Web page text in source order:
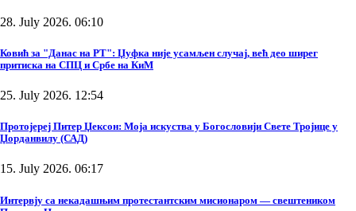
28. July 2026. 06:10
Ковић за "Данас на РТ": Џуфка није усамљен случај, већ део ширег
притиска на СПЦ и Србе на КиМ
25. July 2026. 12:54
Протојереј Питер Џексон: Моја искуства у Богословији Свете Тројице у
Џорданвилу (САД)
15. July 2026. 06:17
Интервју са некадашњим протестантским мисионаром — свештеником